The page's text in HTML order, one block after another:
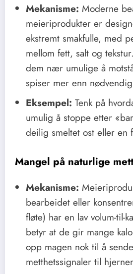
Mekanisme: Moderne
meieriprodukter er
ekstremt smakfulle, med
mellom fett, salt og
dem nær umulige å
spiser mer enn
Eksempel: Tenk på
umulig å stoppe etter
deilig smeltet ost eller en
Mangel på naturlige
Mekanisme:
bearbeidet eller
fløte) har en lav volum-til-
betyr at de gir mange
opp magen nok til å
metthetssignaler til